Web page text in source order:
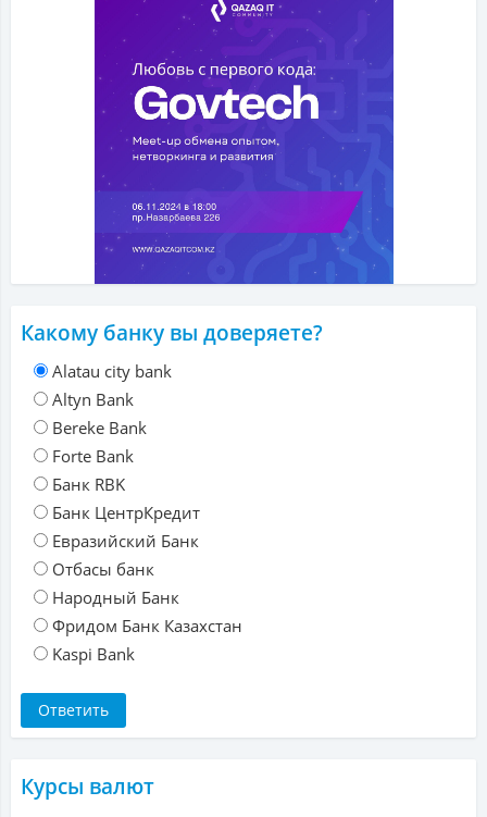
Какому банку вы доверяете?
Alatau city bank
Altyn Bank
Bereke Bank
Forte Bank
Банк RBK
Банк ЦентрКредит
Евразийский Банк
Отбасы банк
Народный Банк
Фридом Банк Казахстан
Kaspi Bank
Курсы валют